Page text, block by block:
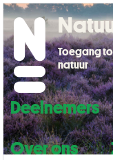
Deelnemers
Over ons
Toegang
natuur